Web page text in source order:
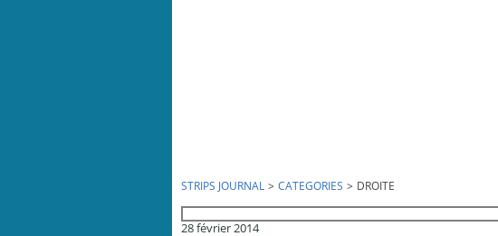
STRIPS JOURNAL > CATEGORIES > DROITE
28 février 2014